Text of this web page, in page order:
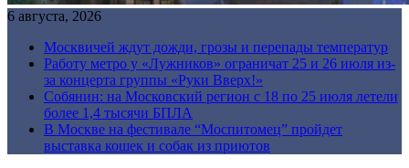
6 августа, 2026
Москвичей ждут дожди, грозы и перепады температур
Работу метро у «Лужников» ограничат 25 и 26 июля из-
за концерта группы «Руки Вверх!»
Собянин: на Московский регион с 18 по 25 июля летели
более 1,4 тысячи БПЛА
В Москве на фестивале “Моспитомец” пройдет
выставка кошек и собак из приютов